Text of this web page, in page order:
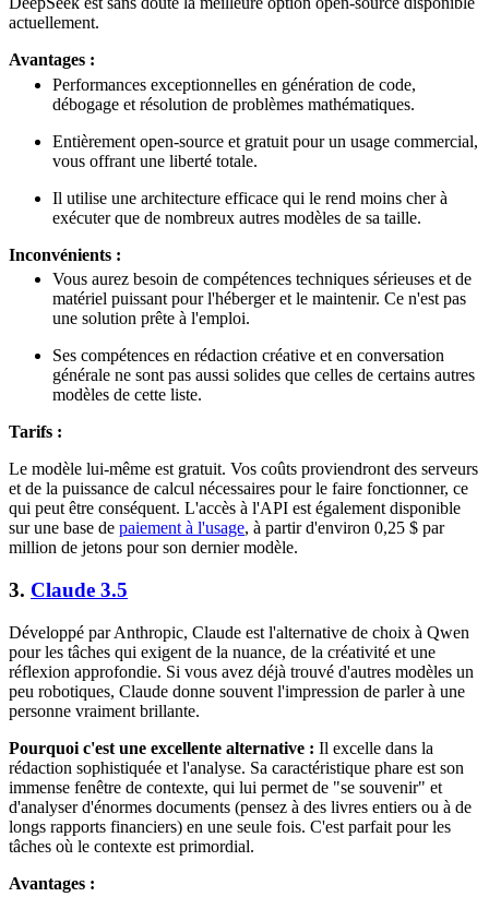
actuellement.
Avantages :
Performances exceptionnelles en génération de code,
débogage et résolution de problèmes mathématiques.
Entièrement open-source et gratuit pour un usage commercial,
vous offrant une liberté totale.
Il utilise une architecture efficace qui le rend moins cher à
exécuter que de nombreux autres modèles de sa taille.
Inconvénients :
Vous aurez besoin de compétences techniques sérieuses et de
matériel puissant pour l'héberger et le maintenir. Ce n'est pas
une solution prête à l'emploi.
Ses compétences en rédaction créative et en conversation
générale ne sont pas aussi solides que celles de certains autres
modèles de cette liste.
Tarifs :
Le modèle lui-même est gratuit. Vos coûts proviendront des serveurs
et de la puissance de calcul nécessaires pour le faire fonctionner, ce
qui peut être conséquent. L'accès à l'API est également disponible
sur une base de paiement à l'usage, à partir d'environ 0,25 $ par
million de jetons pour son dernier modèle.
3. Claude 3.5
Développé par Anthropic, Claude est l'alternative de choix à Qwen
pour les tâches qui exigent de la nuance, de la créativité et une
réflexion approfondie. Si vous avez déjà trouvé d'autres modèles un
peu robotiques, Claude donne souvent l'impression de parler à une
personne vraiment brillante.
Pourquoi c'est une excellente alternative : Il excelle dans la
rédaction sophistiquée et l'analyse. Sa caractéristique phare est son
immense fenêtre de contexte, qui lui permet de "se souvenir" et
d'analyser d'énormes documents (pensez à des livres entiers ou à de
longs rapports financiers) en une seule fois. C'est parfait pour les
tâches où le contexte est primordial.
Avantages :